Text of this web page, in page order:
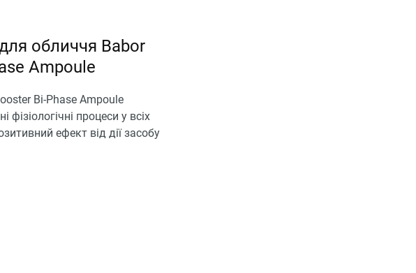
обличчя Babor
Ampoule
Bi-Phase Ampoule
процеси у всіх
ефект від дії засобу